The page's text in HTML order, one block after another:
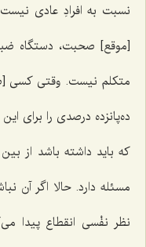
نسبت به افرادِ عادی
[موقع] صحبت، دستگاه
متکلم نیست. وقتی کسی
ده‌پانزده درصدی را برای
که باید داشته باشد از
مسئله دارد. حالا اگر آن
نظر نفْسی انقطاع پیدا